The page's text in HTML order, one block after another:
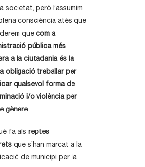
societat, però l’assumim
consciència atès que
que com a
pública més
a la ciutadania és la
obligació treballar per
qualsevol forma de
i/o violència per
gènere.
fa als reptes
que s’han marcat a la
de municipi per la